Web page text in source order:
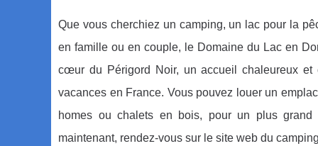
Que vous cherchiez un camping, un lac pour la
en famille ou en couple, le Domaine du Lac en
cœur du Périgord Noir, un accueil chaleureux et
vacances en France. Vous pouvez louer un
homes ou chalets en bois, pour un plus grand
maintenant, rendez-vous sur le site web du